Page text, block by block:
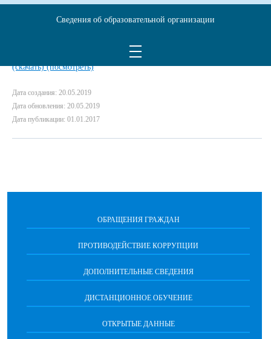
План работы потпротиводействию коррупции на 2018 г.pdf
Положение о комиссии по противодействию коррупции.pdf
(скачать)(посмотреть)
Дата создания: 20.05.2019
Дата обновления: 20.05.2019
Дата публикации: 01.01.2017
ОБРАЩЕНИЯ ГРАЖДАН
ПРОТИВОДЕЙСТВИЕ КОРРУПЦИИ
ДОПОЛНИТЕЛЬНЫЕ СВЕДЕНИЯ
ДИСТАНЦИОННОЕ ОБУЧЕНИЕ
ОТКРЫТЫЕ ДАННЫЕ
Сведения об образовательной организации